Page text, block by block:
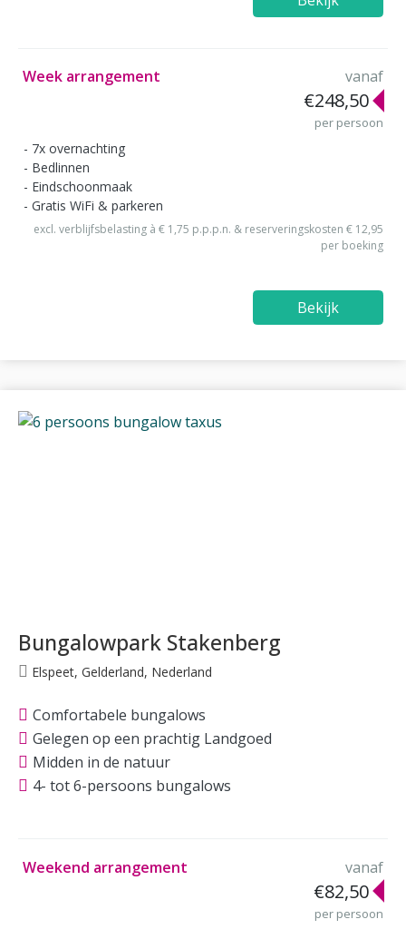
Week arrangement vanaf
€248,50
per persoon
7x overnachting
Bedlinnen
Eindschoonmaak
Gratis WiFi & parkeren
excl. verblijfsbelasting à € 1,75 p.p.p.n. & reserveringskosten € 12,95
per boeking
Bekijk
Bungalowpark Stakenberg
Elspeet, Gelderland, Nederland
Comfortabele bungalows
Gelegen op een prachtig Landgoed
Midden in de natuur
4- tot 6-persoons bungalows
Weekend arrangement vanaf
€82,50
per persoon